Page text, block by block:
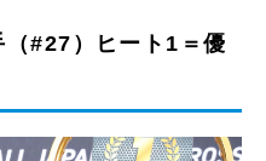
#27）ヒート1＝優